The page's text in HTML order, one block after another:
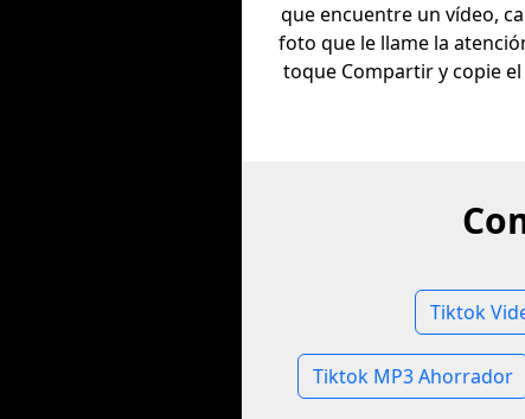
que encuentre un vídeo,
foto que le llame la
toque Compartir y copie el
Tiktok
Tiktok MP3 Ahorrador